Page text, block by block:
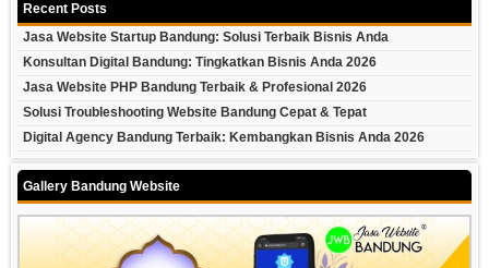
Recent Posts
Jasa Website Startup Bandung: Solusi Terbaik Bisnis Anda
Konsultan Digital Bandung: Tingkatkan Bisnis Anda 2026
Jasa Website PHP Bandung Terbaik & Profesional 2026
Solusi Troubleshooting Website Bandung Cepat & Tepat
Digital Agency Bandung Terbaik: Kembangkan Bisnis Anda 2026
Gallery Bandung Website